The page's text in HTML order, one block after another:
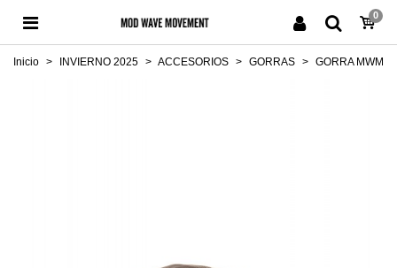
0
Inicio > INVIERNO 2025 > ACCESORIOS > GORRAS > GORRA MWM